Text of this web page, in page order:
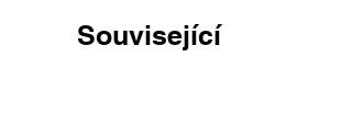
Související